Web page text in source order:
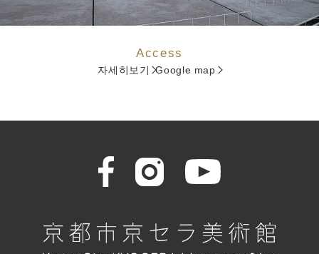
Access
자세히보기 Google map